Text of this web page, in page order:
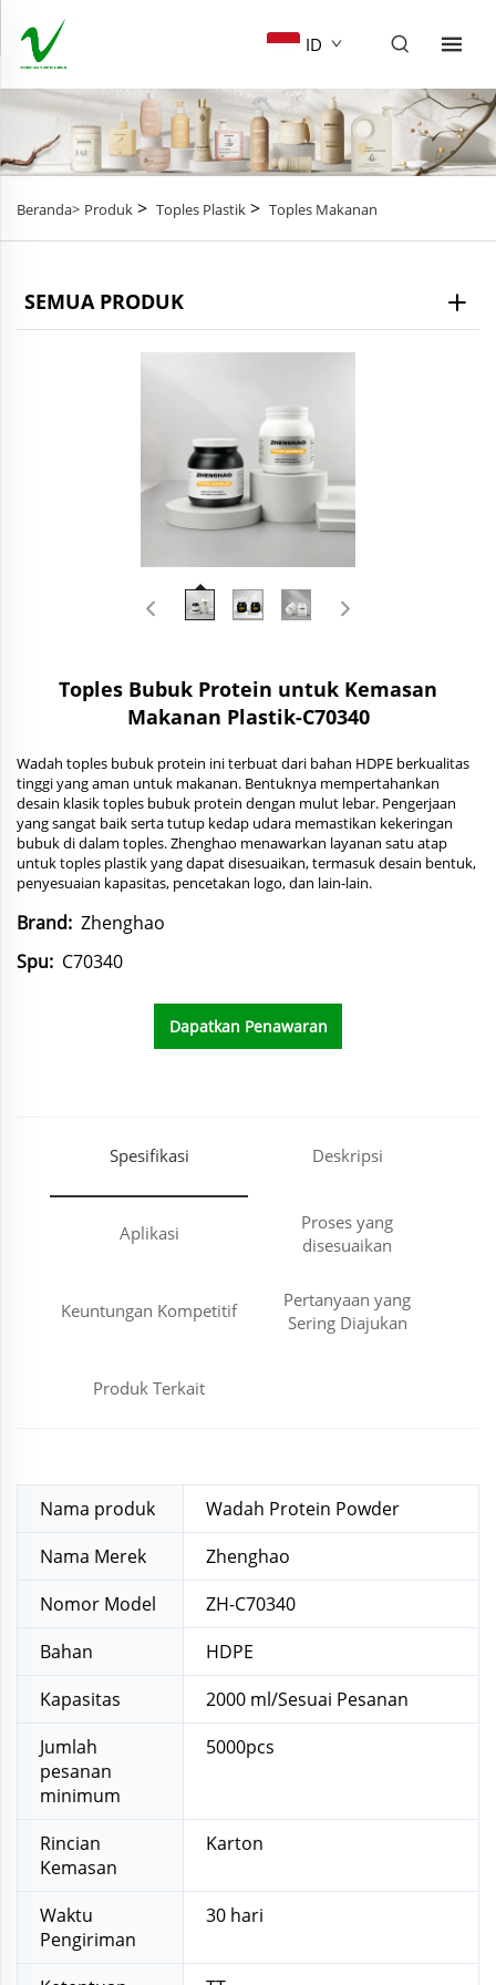
ID
Beranda> Produk > Toples Plastik > Toples Makanan
SEMUA PRODUK
Toples Bubuk Protein untuk Kemasan
Makanan Plastik-C70340
Wadah toples bubuk protein ini terbuat dari bahan HDPE berkualitas
tinggi yang aman untuk makanan. Bentuknya mempertahankan
desain klasik toples bubuk protein dengan mulut lebar. Pengerjaan
yang sangat baik serta tutup kedap udara memastikan kekeringan
bubuk di dalam toples. Zhenghao menawarkan layanan satu atap
untuk toples plastik yang dapat disesuaikan, termasuk desain bentuk,
penyesuaian kapasitas, pencetakan logo, dan lain-lain.
Brand: Zhenghao
Spu: C70340
Dapatkan Penawaran
Spesifikasi Deskripsi
Aplikasi
Proses yang
disesuaikan
Keuntungan Kompetitif
Pertanyaan yang
Sering Diajukan
Produk Terkait
Nama produk
Wadah Protein Powder
Nama Merek
Zhenghao
Nomor Model
ZH-C70340
Bahan
HDPE
Kapasitas
2000 ml/Sesuai Pesanan
Jumlah
pesanan
minimum
5000pcs
Rincian
Kemasan
Karton
Waktu
Pengiriman
30 hari